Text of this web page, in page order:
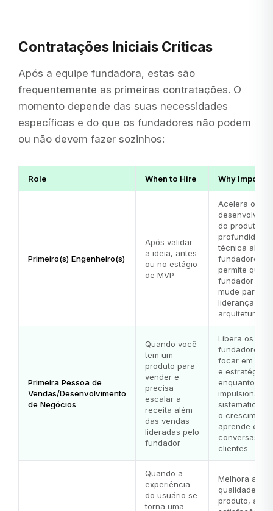
Contratações Iniciais Críticas
Após a equipe fundadora, estas são
frequentemente as primeiras contratações. O
momento depende das suas necessidades
específicas e do que os fundadores não podem
ou não devem fazer sozinhos:
Role When to Hire Why
Primeiro(s) Engenheiro(s)
Após validar
a ideia, antes
ou no estágio
de MVP
Acelera o
do produto,
profundidade
técnica além
fundadores,
permite que o
fundador
mude para
liderança e
arquitetura
Primeira Pessoa de
Vendas/Desenvolvimento
de Negócios
Quando você
tem um
produto para
vender e
precisa
escalar a
receita além
das vendas
lideradas pelo
fundador
Libera os
fundadores
focar em
e estratégia,
enquanto
impulsiona
o
aprende com
conversas
clientes
Quando a
experiência
do usuário se
torna uma
Melhora a
qualidade do
produto, a